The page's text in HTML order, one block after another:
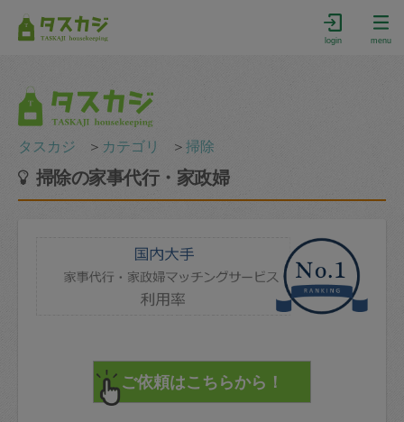
login menu
タスカジ ＞ カテゴリ ＞掃除
掃除の家事代行・家政婦